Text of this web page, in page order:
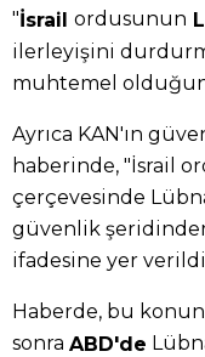
"İsrail ordusunun
ilerleyişini
muhtemel
Ayrıca KAN'ın
haberinde, "İsrail
çerçevesinde
güvenlik
ifadesine yer
Haberde, bu
sonra ABD'de